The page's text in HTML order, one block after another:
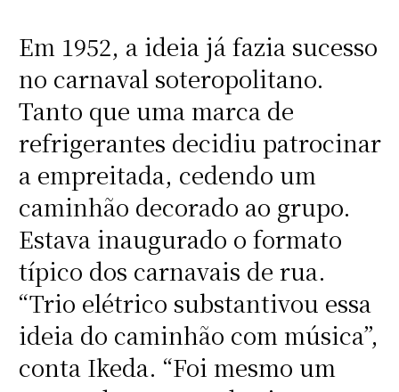
Em 1952, a ideia já fazia sucesso
no carnaval soteropolitano.
Tanto que uma marca de
refrigerantes decidiu patrocinar
a empreitada, cedendo um
caminhão decorado ao grupo.
Estava inaugurado o formato
típico dos carnavais de rua.
“Trio elétrico substantivou essa
ideia do caminhão com música”,
conta Ikeda. “Foi mesmo um